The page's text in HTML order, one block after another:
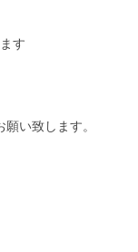
す
い致します。